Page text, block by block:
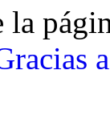
la
a